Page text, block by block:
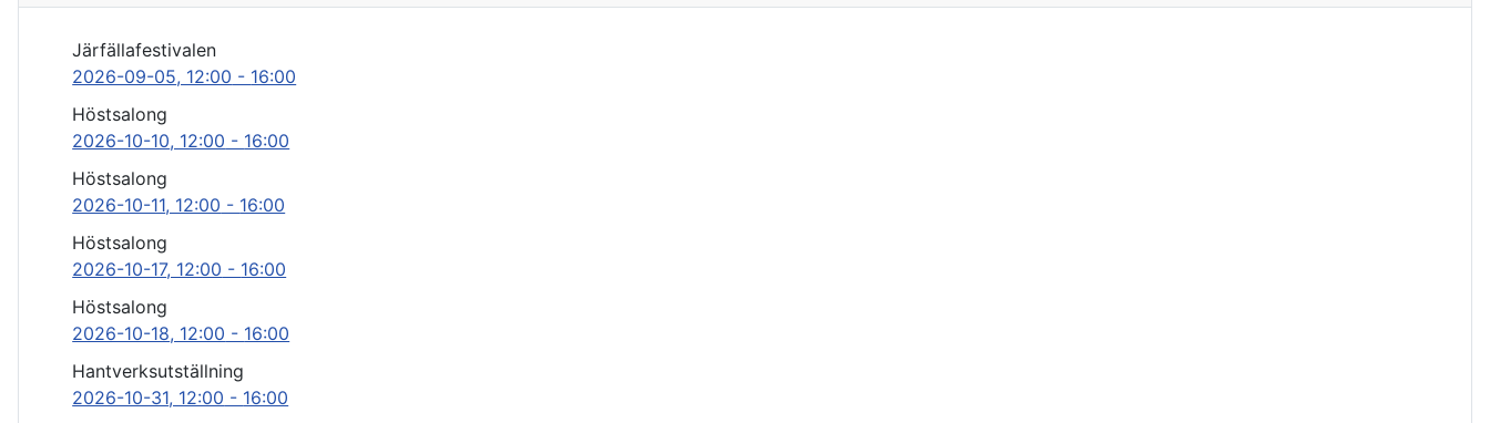
Järfällafestivalen
2026-09-05, 12:00 - 16:00
Höstsalong
2026-10-10, 12:00 - 16:00
Höstsalong
2026-10-11, 12:00 - 16:00
Höstsalong
2026-10-17, 12:00 - 16:00
Höstsalong
2026-10-18, 12:00 - 16:00
Hantverksutställning
2026-10-31, 12:00 - 16:00